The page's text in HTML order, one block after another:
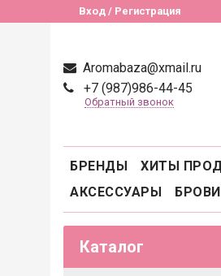
Вход / Регистрация
Aromabaza@xmail.ru
+7 (987)986-44-45
Обратный звонок
БРЕНДЫ ХИТЫ
АКСЕССУАРЫ
БРОВИ
Каталог